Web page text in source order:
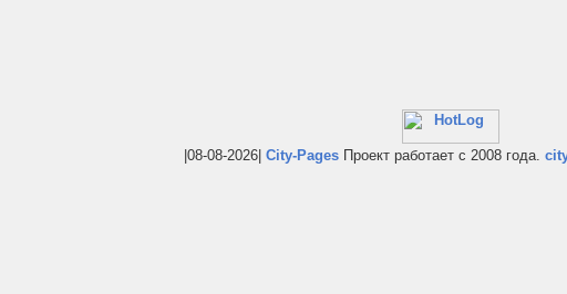
|08-08-2026| City-Pages Проект работает с 2008 года.